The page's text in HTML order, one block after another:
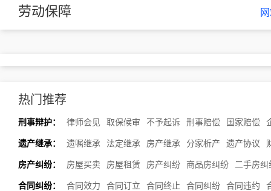
劳动保障
热门推荐
刑事辩护： 律师会见 取保候审 不予起诉 刑事赔偿 国家赔偿
遗产继承： 遗嘱继承 法定继承 房产继承 分家析产 遗产协议
房产纠纷： 房屋买卖 房屋租赁 房产纠纷 商品房纠纷 二手房纠
合同纠纷： 合同效力 合同订立 合同终止 合同纠纷 合同违约